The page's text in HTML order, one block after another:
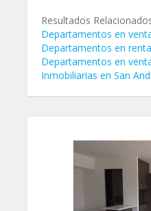
Resultados
Departamentos en
Departamentos en
Departamentos en
Inmobiliarias en San